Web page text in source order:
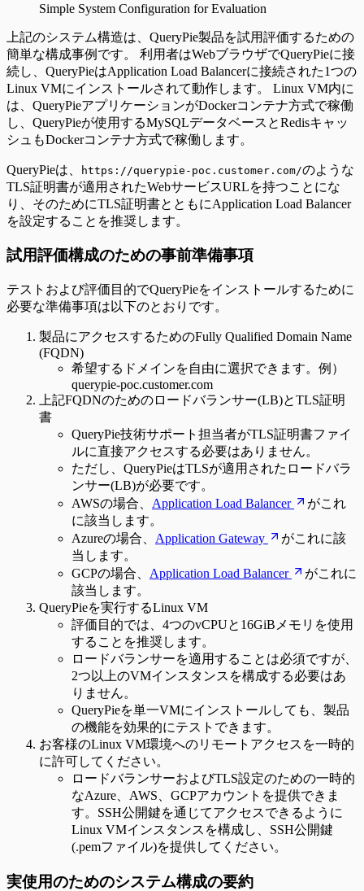
Simple System Configuration for Evaluation
上記のシステム構造は、QueryPie製品を試用評価するための
簡単な構成事例です。 利用者はWebブラウザでQueryPieに接
続し、QueryPieはApplication Load Balancerに接続された1つの
Linux VMにインストールされて動作します。 Linux VM内に
は、QueryPieアプリケーションがDockerコンテナ方式で稼働
し、QueryPieが使用するMySQLデータベースとRedisキャッ
シュもDockerコンテナ方式で稼働します。
QueryPieは、 https://querypie-poc.customer.com/のような
TLS証明書が適用されたWebサービスURLを持つことにな
り、そのためにTLS証明書とともにApplication Load Balancer
を設定することを推奨します。
試用評価構成のための事前準備事項
テストおよび評価目的でQueryPieをインストールするために
必要な準備事項は以下のとおりです。
製品にアクセスするためのFully Qualified Domain Name
(FQDN)
希望するドメインを自由に選択できます。例）
querypie-poc.customer.com
上記FQDNのためのロードバランサー(LB)とTLS証明
書
QueryPie技術サポート担当者がTLS証明書ファイ
ルに直接アクセスする必要はありません。
ただし、QueryPieはTLSが適用されたロードバラ
ンサー(LB)が必要です。
AWSの場合、 Application Load Balancer
がこれ
に該当します。
Azureの場合、 Application Gateway
がこれに該
当します。
GCPの場合、 Application Load Balancer
がこれに
該当します。
QueryPieを実行するLinux VM
評価目的では、4つのvCPUと16GiBメモリを使用
することを推奨します。
ロードバランサーを適用することは必須ですが、
2つ以上のVMインスタンスを構成する必要はあ
りません。
QueryPieを単一VMにインストールしても、製品
の機能を効果的にテストできます。
お客様のLinux VM環境へのリモートアクセスを一時的
に許可してください。
ロードバランサーおよびTLS設定のための一時的
なAzure、AWS、GCPアカウントを提供できま
す。SSH公開鍵を通じてアクセスできるように
Linux VMインスタンスを構成し、SSH公開鍵
(.pemファイル)を提供してください。
実使用のためのシステム構成の要約